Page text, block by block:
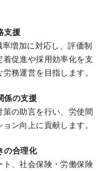
支援
増加に対応し、評価制
促進や採用効率化を支
務運営を目指します。
係の支援
の助言を行い、労使間
ン向上に貢献します。
の合理化
、社会保険・労働保険